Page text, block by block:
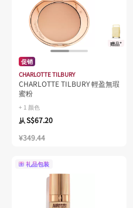
赠品*
促销
CHARLOTTE TILBURY
CHARLOTTE TILBURY 輕盈無瑕
蜜粉
+ 1 颜色
从S$67.20
¥349.44
礼品包装